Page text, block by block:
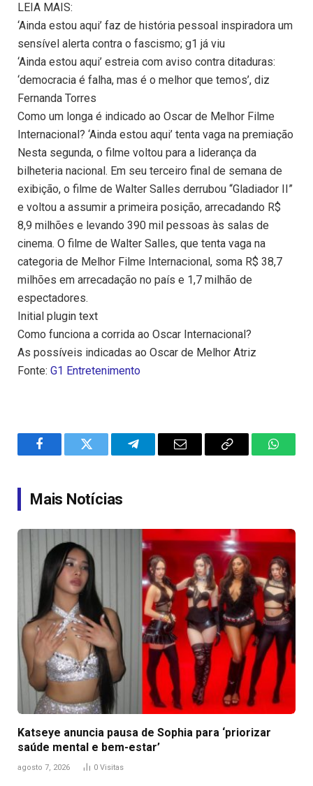
LEIA MAIS:
‘Ainda estou aqui’ faz de história pessoal inspiradora um
sensível alerta contra o fascismo; g1 já viu
‘Ainda estou aqui’ estreia com aviso contra ditaduras:
‘democracia é falha, mas é o melhor que temos’, diz
Fernanda Torres
Como um longa é indicado ao Oscar de Melhor Filme
Internacional? ‘Ainda estou aqui’ tenta vaga na premiação
Nesta segunda, o filme voltou para a liderança da
bilheteria nacional. Em seu terceiro final de semana de
exibição, o filme de Walter Salles derrubou “Gladiador II”
e voltou a assumir a primeira posição, arrecadando R$
8,9 milhões e levando 390 mil pessoas às salas de
cinema. O filme de Walter Salles, que tenta vaga na
categoria de Melhor Filme Internacional, soma R$ 38,7
milhões em arrecadação no país e 1,7 milhão de
espectadores.
Initial plugin text
Como funciona a corrida ao Oscar Internacional?
As possíveis indicadas ao Oscar de Melhor Atriz
Fonte: G1 Entretenimento
FacebookTwitter TelegramEmail
Copy
Mais Notícias
Katseye anuncia pausa de Sophia para ‘priorizar
saúde mental e bem-estar’
agosto 7, 2026 0 Visitas